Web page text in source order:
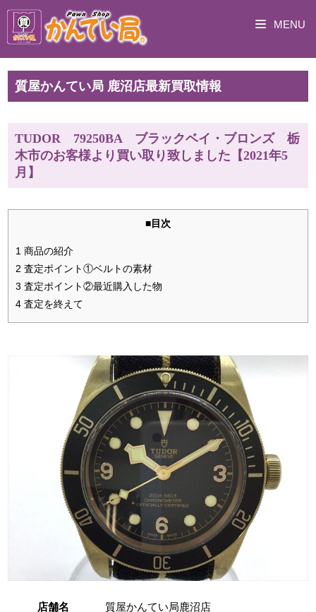
MENU
質屋かんてい局 鹿沼店最新買取情報
TUDOR 79250BA ブラックベイ・ブロンズ 栃
木市のお客様より買い取り致しました【2021年5
月】
■目次
1 商品の紹介
2 査定ポイント①ベルトの素材
3 査定ポイント②最近購入した物
4 査定を終えて
店舗名 質屋かんてい局鹿沼店